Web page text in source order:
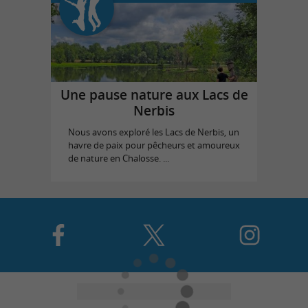
Une pause nature aux Lacs de
Nerbis
Nous avons exploré les Lacs de Nerbis, un
havre de paix pour pêcheurs et amoureux
de nature en Chalosse. ...